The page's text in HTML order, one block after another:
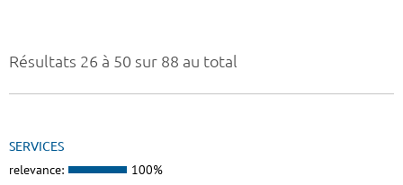
Résultats 26 à 50 sur 88 au total
SERVICES
relevance: 100%